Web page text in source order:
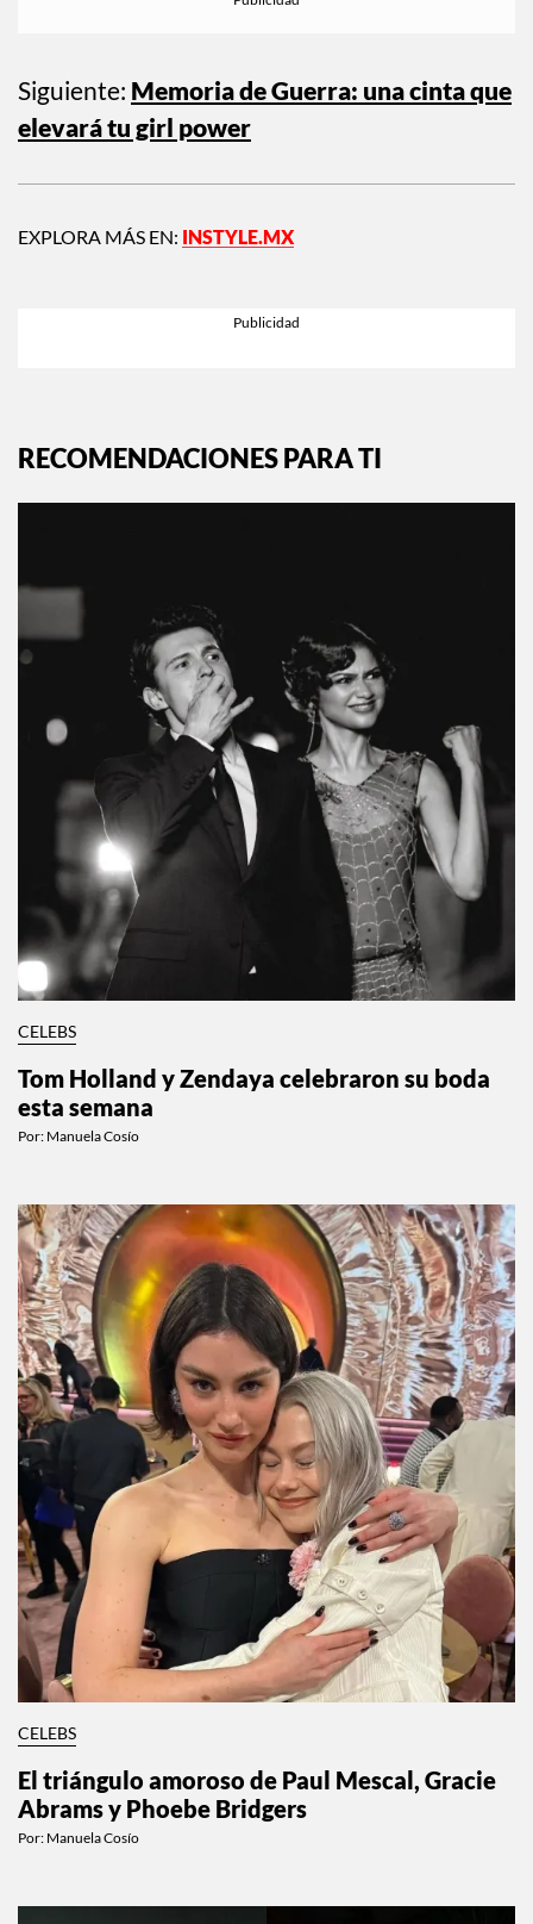
Siguiente: Memoria de Guerra: una cinta que
elevará tu girl power
EXPLORA MÁS EN: INSTYLE.MX
RECOMENDACIONES PARA TI
CELEBS
Tom Holland y Zendaya celebraron su boda
esta semana
Por: Manuela Cosío
CELEBS
El triángulo amoroso de Paul Mescal, Gracie
Abrams y Phoebe Bridgers
Por: Manuela Cosío